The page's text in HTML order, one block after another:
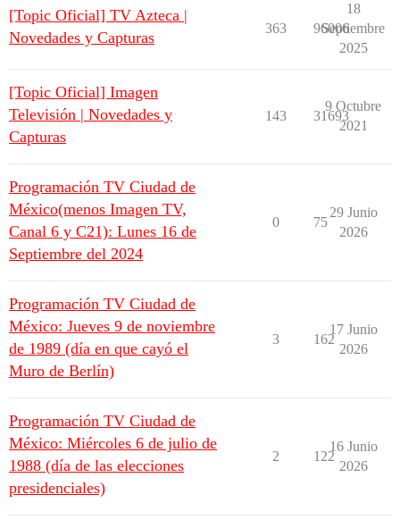
[Topic Oficial] TV Azteca |
Novedades y Capturas
363 96006
18
Septiembre
2025
[Topic Oficial] Imagen
Televisión | Novedades y
Capturas
143 31693
9 Octubre
2021
Programación TV Ciudad de
México(menos Imagen TV,
Canal 6 y C21): Lunes 16 de
Septiembre del 2024
0 75
29 Junio
2026
Programación TV Ciudad de
México: Jueves 9 de noviembre
de 1989 (día en que cayó el
Muro de Berlín)
3 162
17 Junio
2026
Programación TV Ciudad de
México: Miércoles 6 de julio de
1988 (día de las elecciones
presidenciales)
2 122
16 Junio
2026